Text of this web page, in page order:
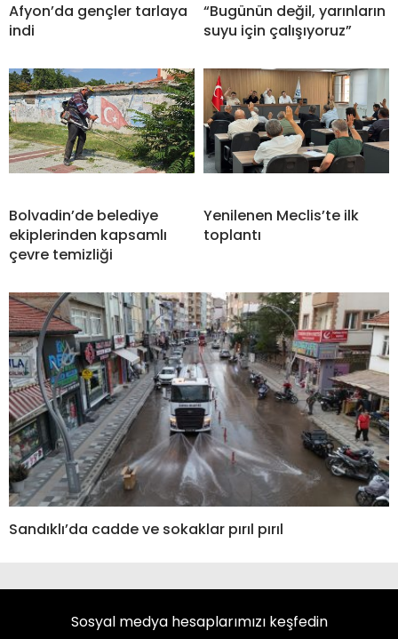
Afyon’da gençler tarlaya
indi
“Bugünün değil, yarınların
suyu için çalışıyoruz”
Bolvadin’de belediye
ekiplerinden kapsamlı
çevre temizliği
Yenilenen Meclis’te ilk
toplantı
Sandıklı’da cadde ve sokaklar pırıl pırıl
Sosyal medya hesaplarımızı keşfedin